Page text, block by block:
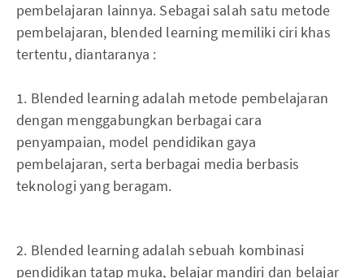
pembelajaran lainnya. Sebagai salah satu metode
pembelajaran, blended learning memiliki ciri khas
tertentu, diantaranya :
1. Blended learning adalah metode pembelajaran
dengan menggabungkan berbagai cara
penyampaian, model pendidikan gaya
pembelajaran, serta berbagai media berbasis
teknologi yang beragam.
2. Blended learning adalah sebuah kombinasi
pendidikan tatap muka, belajar mandiri dan belajar